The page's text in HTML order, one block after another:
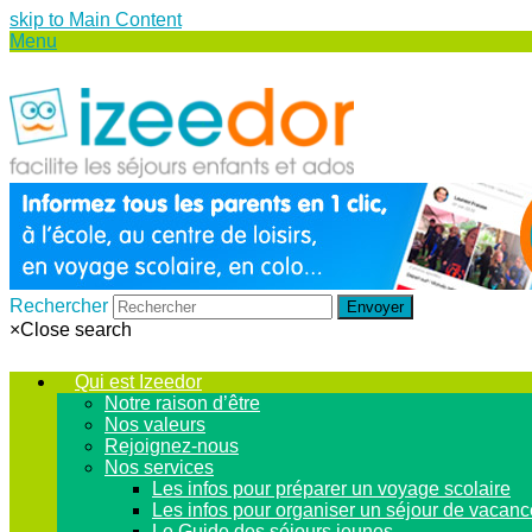
skip to Main Content
Menu
Rechercher Envoyer
×Close search
Qui est Izeedor
Notre raison d’être
Nos valeurs
Rejoignez-nous
Nos services
Les infos pour préparer un voyage scolaire
Les infos pour organiser un séjour de